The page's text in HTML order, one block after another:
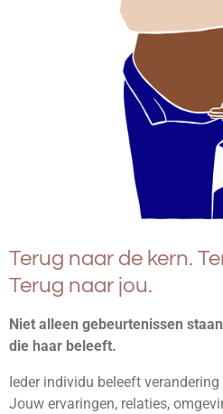
Terug naar de kern.
Terug naar jou.
Niet alleen gebeurtenissen
die haar beleeft.
Ieder individu beleeft
Jouw ervaringen, relaties,